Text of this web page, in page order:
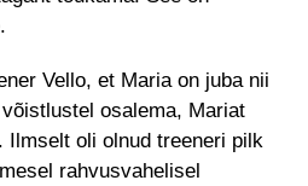
Vello, et Maria on juba nii
osalema, Mariat
Ilmselt oli olnud treeneri pilk
rahvusvahelisel